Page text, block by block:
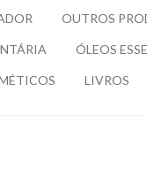
OUTROS
ÓLEOS
LIVROS